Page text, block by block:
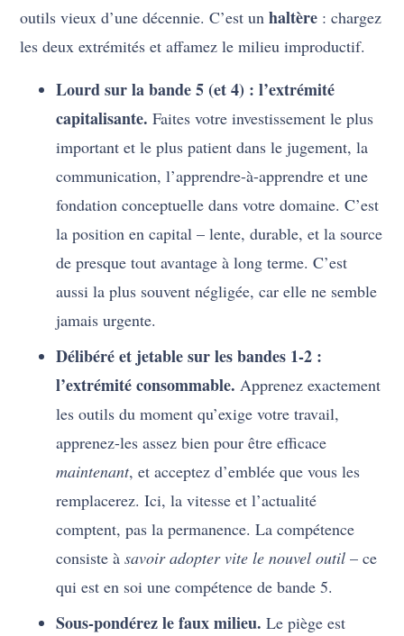
outils vieux d’une décennie. C’est unhaltère : chargez
les deux extrémités et affamez le milieu improductif.
Lourd sur la bande 5 (et 4) : l’extrémité
capitalisante. Faites votre investissement le plus
important et le plus patient dans le jugement, la
communication, l’apprendre-à-apprendre et une
fondation conceptuelle dans votre domaine. C’est
la position en capital – lente, durable, et la source
de presque tout avantage à long terme. C’est
aussi la plus souvent négligée, car elle ne semble
jamais urgente.
Délibéré et jetable sur les bandes 1-2 :
l’extrémité consommable. Apprenez exactement
les outils du moment qu’exige votre travail,
apprenez-les assez bien pour être efficace
maintenant, et acceptez d’emblée que vous les
remplacerez. Ici, la vitesse et l’actualité
comptent, pas la permanence. La compétence
consiste àsavoir adopter vite le nouvel outil – ce
qui est en soi une compétence de bande 5.
Sous-pondérez le faux milieu. Le piège est